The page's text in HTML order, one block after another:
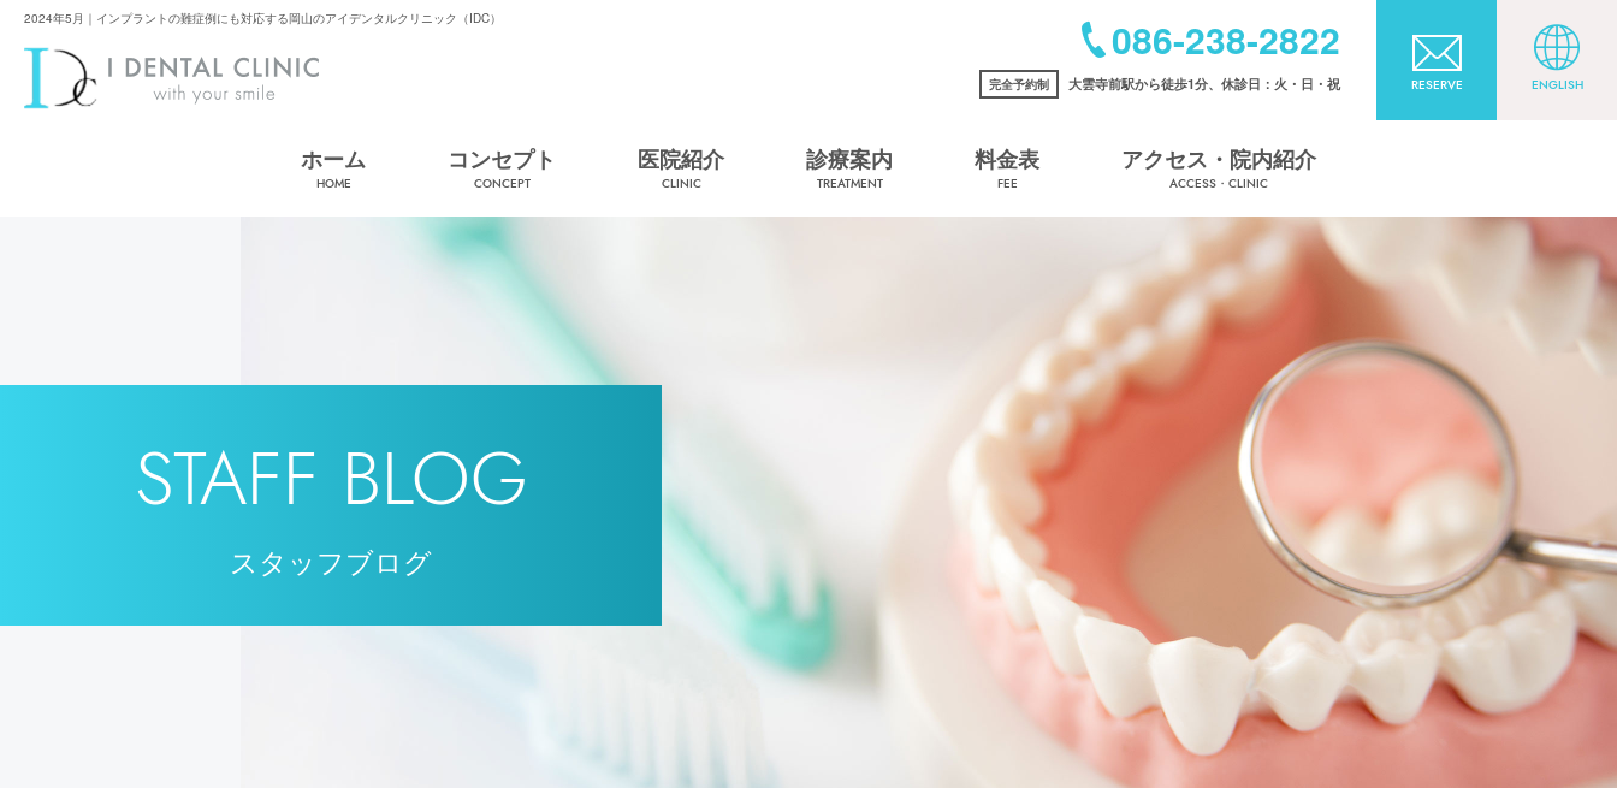
2024年5月｜インプラントの難症例にも対応する岡山のアイデンタルクリニック（IDC） 086-238-2822
完全予約制 大雲寺前駅から徒歩1分、休診日：火・日・祝 RESERVE ENGLISH
ホーム
HOME
コンセプト
CONCEPT
医院紹介
CLINIC
診療案内
TREATMENT
インプラント治療の疑問・質問・ご相談
AESTHETIC DENTAL TREATMENT
審美治療
ホワイトニング・着色除去
料金表
FEE
アクセス・院内紹介
ACCESS・CLINIC
STAFF BLOG
スタッフブログ